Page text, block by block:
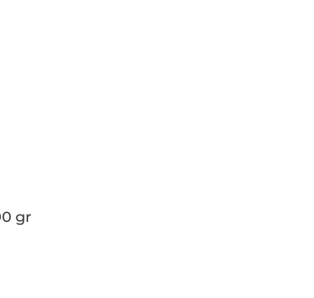
gr